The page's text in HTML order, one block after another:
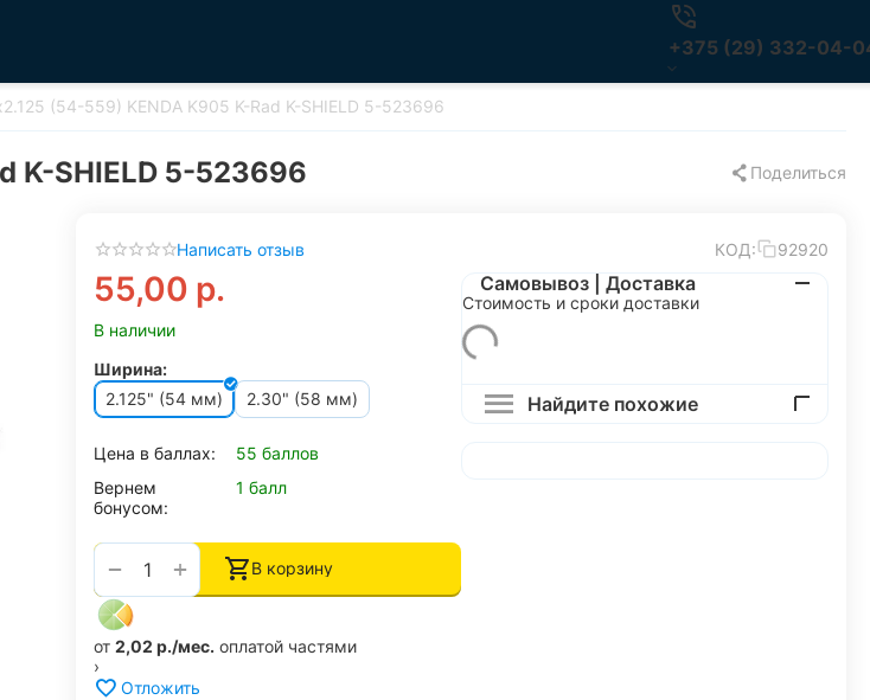
+375 (29) 332-04-
(54-559) KENDA K905 K-Rad K-SHIELD 5-523696
K-SHIELD 5-523696 Поделиться
Написать отзыв КОД: 92920
55,00 р.
В наличии
Ширина:
2.125" (54 мм)
2.30" (58 мм)
Цена в баллах:
55 баллов
Вернем
бонусом:
1 балл
+
− В корзину
от 2,02 р./мес. оплатой частями
›
Отложить
Самовывоз | Доставка
Стоимость и сроки доставки
Найдите похожие